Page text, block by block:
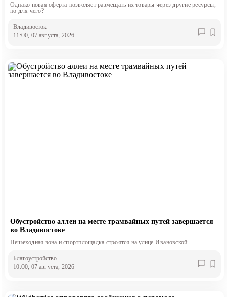
Однако новая оферта позволяет размещать их товары через другие ресурсы,
но для чего?
Владивосток
11:00, 07 августа, 2026
Обустройство аллеи на месте трамвайных путей завершается
во Владивостоке
Пешеходная зона и спортплощадка строятся на улице Ивановской
Благоустройство
10:00, 07 августа, 2026